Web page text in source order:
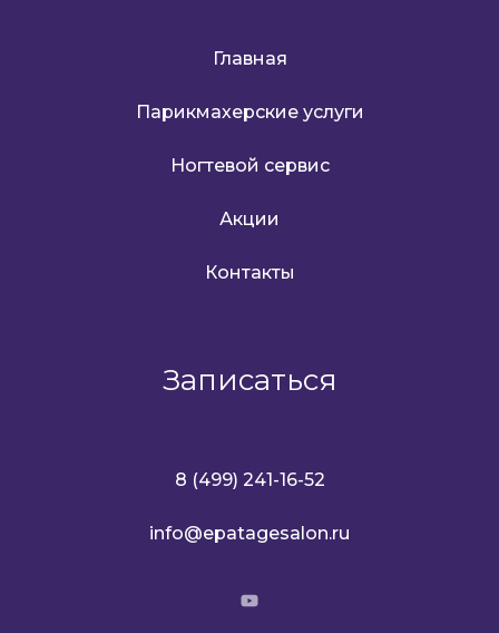
Главная
Парикмахерские услуги
Ногтевой сервис
Акции
Контакты
Записаться
8 (499) 241-16-52
info@epatagesalon.ru